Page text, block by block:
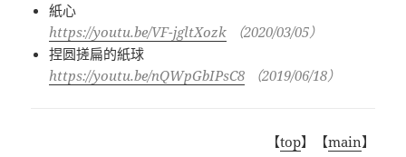
紙心
https://youtu.be/VF-jgltXozk
（2020/03/05）
捏圆搓扁的紙球
https://youtu.be/nQWpGbIPsC8
（2019/06/18）
【top】【main】